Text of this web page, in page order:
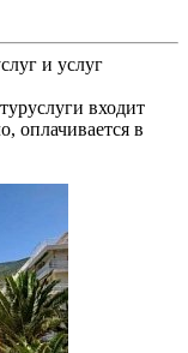
и услуг
входит
оплачивается в